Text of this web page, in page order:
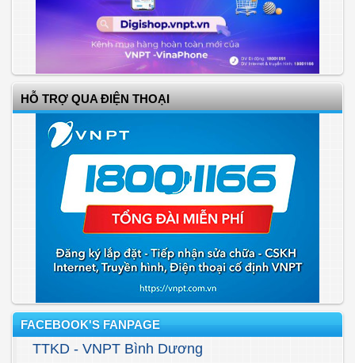
HỖ TRỢ QUA ĐIỆN THOẠI
FACEBOOK'S FANPAGE
TTKD - VNPT Bình Dương